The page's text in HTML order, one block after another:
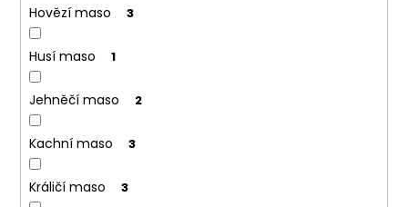
Hovězí maso 3
Husí maso 1
Jehněčí maso 2
Kachní maso 3
Králičí maso 3
m